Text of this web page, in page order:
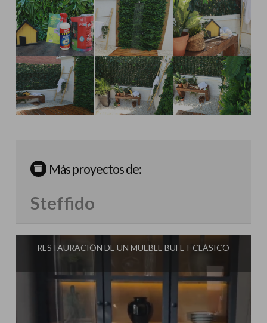
Más proyectos de:
Steffido
RESTAURACIÓN DE UN MUEBLE BUFET CLÁSICO